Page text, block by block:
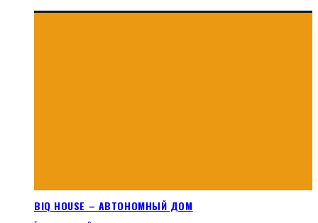
BIQ HOUSE – АВТОНОМНЫЙ ДОМ